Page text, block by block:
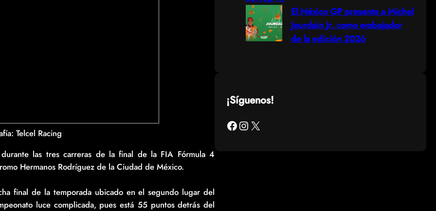
Telcel Racing
las tres carreras de la final de la FIA Fórmula 4
Hermanos Rodríguez de la Ciudad de México.
final de la temporada ubicado en el segundo lugar del
luce complicada, pues está 55 puntos detrás del
El México GP presenta a Michel
Jourdain Jr. como embajador
de la edición 2026
¡Síguenos!
Facebook Instagram X